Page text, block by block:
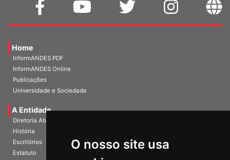
O nosso site usa
Home
InformANDES PDF
InformANDES Online
Publicações
Universidade e Sociedade
A Entidade
Diretoria Atual
História
Escritórios
Estatuto